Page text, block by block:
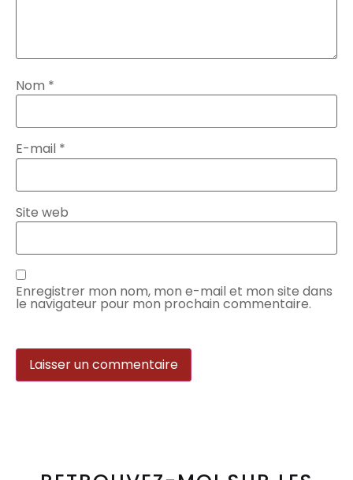
Nom *
E-mail *
Site web
Enregistrer mon nom, mon e-mail et mon site dans
le navigateur pour mon prochain commentaire.